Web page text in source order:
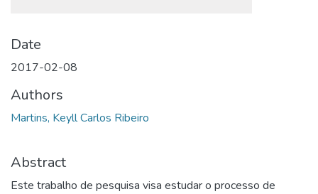
Date
2017-02-08
Authors
Martins, Keyll Carlos Ribeiro
Abstract
Este trabalho de pesquisa visa estudar o processo de